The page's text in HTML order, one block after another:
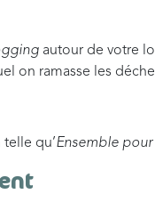
autour de votre
on ramasse les
qu’Ensemble